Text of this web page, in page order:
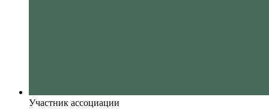
Участник ассоциации